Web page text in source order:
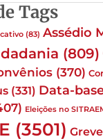
Tags
(83) Assédio
(809)
(370)
(331) Data-
Eleições no
(3501)